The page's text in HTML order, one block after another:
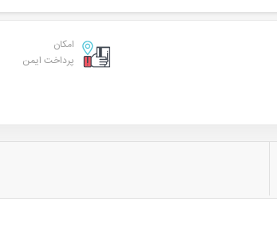
امکان
پرداخت ایمن